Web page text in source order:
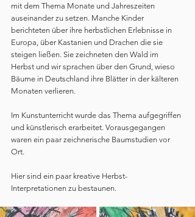
mit dem Thema Monate und Jahreszeiten
auseinander zu setzen. Manche Kinder
berichteten über ihre herbstlichen Erlebnisse in
Europa, über Kastanien und Drachen die sie
steigen ließen. Sie zeichneten den Wald im
Herbst und wir sprachen über den Grund, wieso
Bäume in Deutschland ihre Blätter in der kälteren
Monaten verlieren.
Im Kunstunterricht wurde das Thema aufgegriffen
und künstlerisch erarbeitet. Vorausgegangen
waren ein paar zeichnerische Baumstudien vor
Ort.
Hier sind ein paar kreative Herbst-
Interpretationen zu bestaunen.